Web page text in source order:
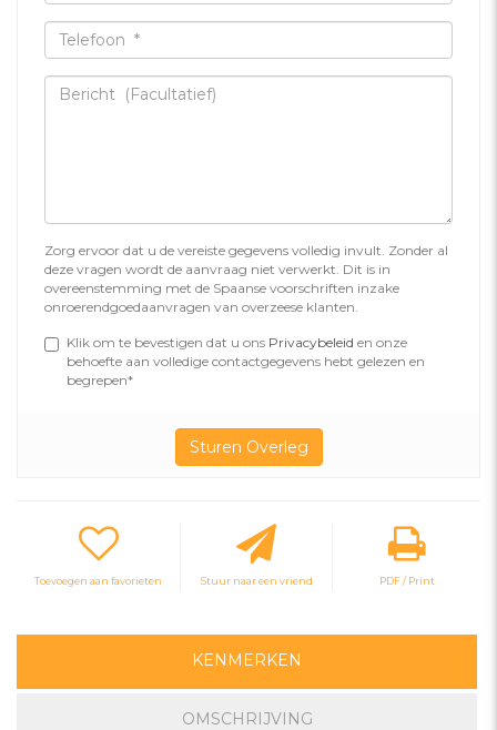
Zorg ervoor dat u de vereiste gegevens volledig invult. Zonder al
deze vragen wordt de aanvraag niet verwerkt. Dit is in
overeenstemming met de Spaanse voorschriften inzake
onroerendgoedaanvragen van overzeese klanten.
Klik om te bevestigen dat u ons Privacybeleid en onze
behoefte aan volledige contactgegevens hebt gelezen en
begrepen*
Toevoegen aan favorieten Stuur naar een vriend PDF / Print
KENMERKEN
OMSCHRIJVING